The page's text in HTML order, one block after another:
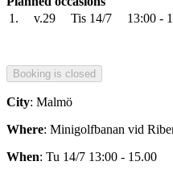
1.
v.29 Tis 14/7 13:00 -
City: Malmö
Where: Minigolfbanan vid
When: Tu 14/7 13:00 - 15.00